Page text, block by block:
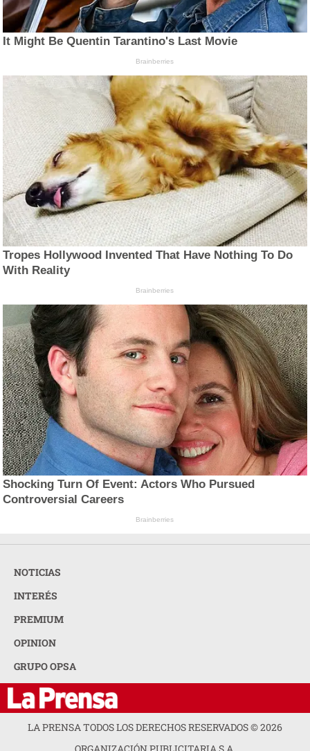
It Might Be Quentin Tarantino's Last Movie
Brainberries
Tropes Hollywood Invented That Have Nothing To Do
With Reality
Brainberries
Shocking Turn Of Event: Actors Who Pursued
Controversial Careers
Brainberries
NOTICIAS
INTERÉS
PREMIUM
OPINION
GRUPO OPSA
LA PRENSA TODOS LOS DERECHOS RESERVADOS ©2026